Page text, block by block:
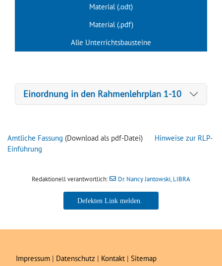
Material (.odt)
Material (.pdf)
Alle Unterrichtsbausteine
Einordnung in den Rahmenlehrplan 1-10
Amtliche Fassung (Download als pdf-Datei) Hinweise zur RLP-
Einführung
Redaktionell verantwortlich: Dr. Nancy Jantowski, LIBRA
Dr. Nancy Jantowski, LIBRA
Impressum | Datenschutz | Kontakt | Sitemap